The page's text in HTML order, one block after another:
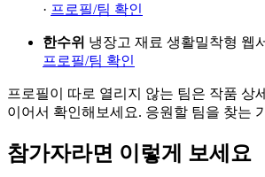
· 프로필/팀 확인
한수위 냉장고 재료 생활밀착형 웹
프로필/팀 확인
프로필이 따로 열리지 않는 팀은 작품 상
이어서 확인해보세요. 응원할 팀을 찾는
참가자라면 이렇게 보세요